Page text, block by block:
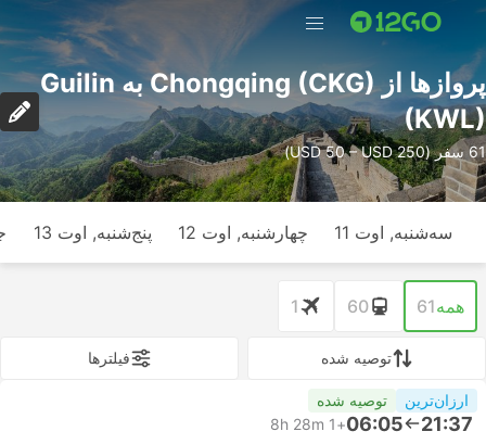
پرواز‌ها از Chongqing (CKG) به Guilin
(KWL)
61 سفر (USD 50 – USD 250)
سه‌شنبه, اوت 11 چهارشنبه, اوت 12 پنج‌شنبه, اوت 13
همه61
60
1
توصیه شده فیلتر‌ها
ارزان‌ترین توصیه شده
21:37
06:05
+1
8h 28m